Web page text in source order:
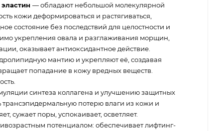
— обладают небольшой молекулярной
кожи деформироваться и растягиваться,
состояние без последствий для целостности и
укрепления овала и разглаживания морщин,
оказывает антиоксидантное действие.
мантию и укрепляют её, создавая
попадание в кожу вредных веществ.
синтеза коллагена и улучшению защитных
потерю влаги из кожи и
сужает поры, успокаивает, осветляет.
потенциалом: обеспечивает лифтинг-